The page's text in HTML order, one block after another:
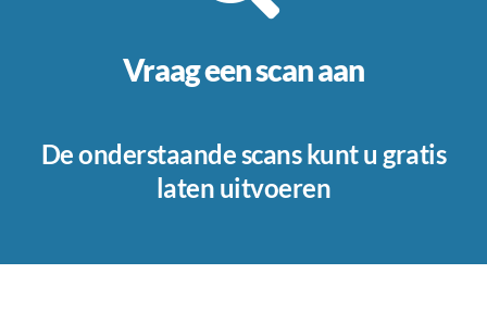
Vraag een scan aan
De onderstaande scans kunt u gratis
laten uitvoeren